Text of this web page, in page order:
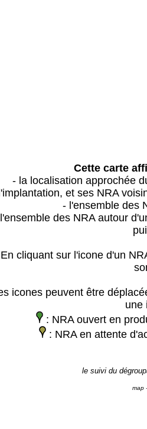
Cette carte
- la localisation approchée
et ses NRA
- l'ensemble des
des NRA autour
En cliquant sur l'icone d'un
icones peuvent être
une
: NRA ouvert en
: NRA en attente
le suivi du
map